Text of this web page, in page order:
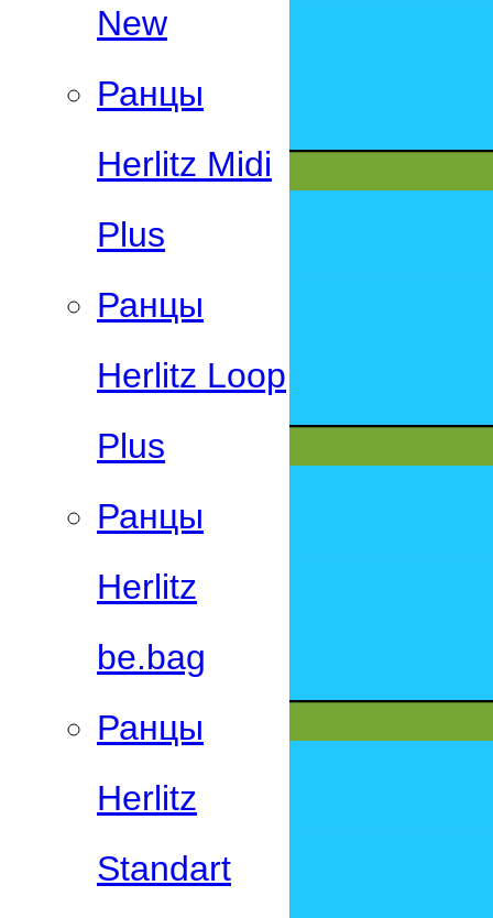
New
Ранцы
Herlitz Midi
Plus
Ранцы
Herlitz Loop
Plus
Ранцы
Herlitz
be.bag
Ранцы
Herlitz
Standart